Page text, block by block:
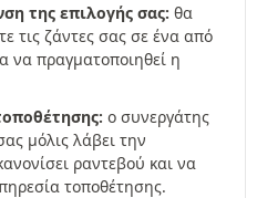
της επιλογής σας: θα
τις ζάντες σας σε ένα από
να πραγματοποιηθεί η
ο συνεργάτης
μόλις λάβει την
ραντεβού και να
τοποθέτησης.